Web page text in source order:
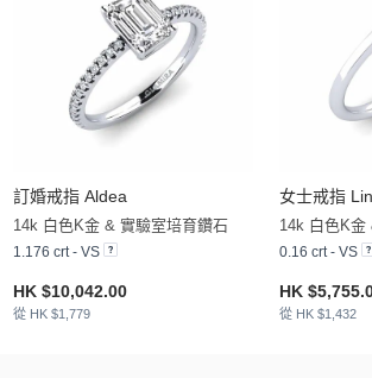
訂婚戒指 Aldea
14k 白色K金 & 實驗室培育鑽石
1.176 crt - VS
HK $10,042.00
從 HK $1,779
女士戒指
14k 白色K金
0.16 crt - VS
HK
從 HK $1,432